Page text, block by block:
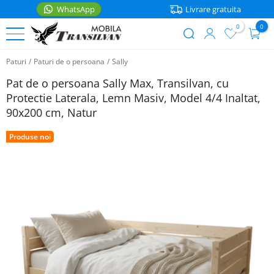
la
conținutul
principal
WhatsApp Livrare gratuita
menu
0 0
Paturi / Paturi de o persoana / Sally
Pat de o persoana Sally Max, Transilvan, cu
Protectie Laterala, Lemn Masiv, Model 4/4 Inaltat,
90x200 cm, Natur
Produse noi
PATURI
Paturi
de
o
persoana
Paturi
pentru
copii
MOBILIER
Coltare
bucatarie
Cutii
ACCESORII
Saltele
Lenjerii
Articole